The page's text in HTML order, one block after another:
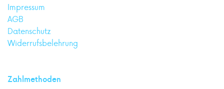
Impressum
AGB
Datenschutz
Widerrufsbelehrung
Zahlmethoden